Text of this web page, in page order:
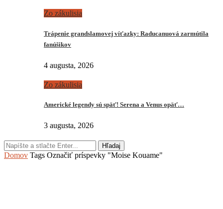
Zo zákulisia
Trápenie grandslamovej víťazky: Raducanuová zarmútila
fanúšikov
4 augusta, 2026
Zo zákulisia
Americké legendy sú späť! Serena a Venus opäť…
3 augusta, 2026
Hľadaj
Domov Tags Označiť príspevky "Moise Kouame"